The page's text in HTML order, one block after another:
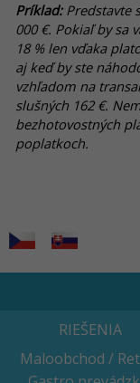
Príklad:Predstavte
000 €. Pokiaľ by sa
18 % len vďaka
aj keď by ste
vzhľadom na
slušných 162 €.
bezhotovostných
poplatkoch.
RIEŠENIA
Maloobchod /